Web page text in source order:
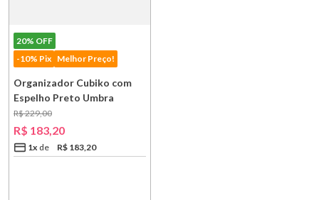
20% OFF
-10% Pix Melhor Preço!
Organizador Cubiko com
Espelho Preto Umbra
R$229,00
R$ 183 20
1x R$ 183 20